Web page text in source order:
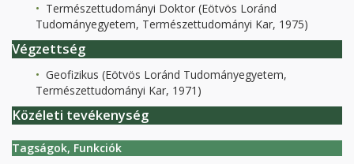
Természettudományi Doktor (Eötvös Loránd
Tudományegyetem, Természettudományi Kar, 1975)
Végzettség
Geofizikus (Eötvös Loránd Tudományegyetem,
Természettudományi Kar, 1971)
Közéleti tevékenység
Tagságok, Funkciók